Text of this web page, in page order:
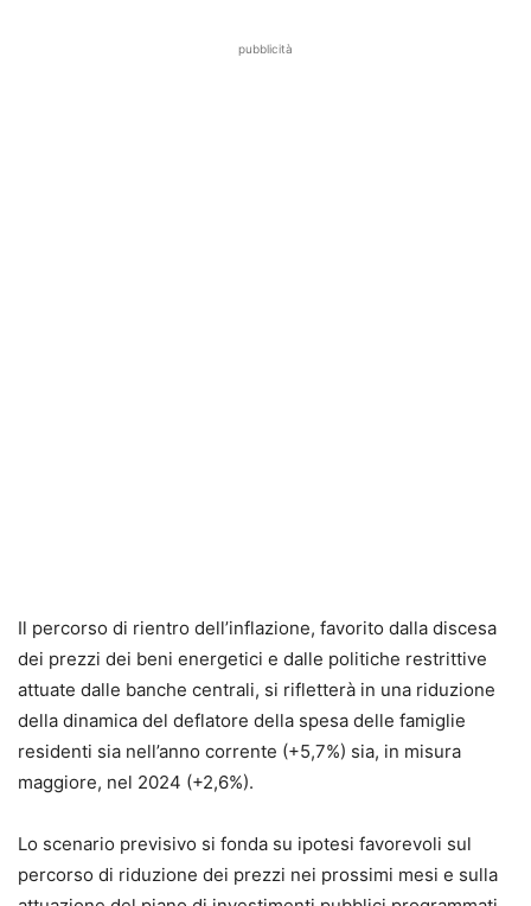
pubblicità
Il percorso di rientro dell’inflazione, favorito dalla discesa
dei prezzi dei beni energetici e dalle politiche restrittive
attuate dalle banche centrali, si rifletterà in una riduzione
della dinamica del deflatore della spesa delle famiglie
residenti sia nell’anno corrente (+5,7%) sia, in misura
maggiore, nel 2024 (+2,6%).
Lo scenario previsivo si fonda su ipotesi favorevoli sul
percorso di riduzione dei prezzi nei prossimi mesi e sulla